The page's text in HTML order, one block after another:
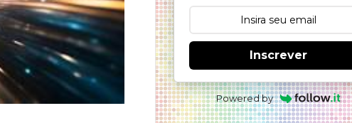
Inscrever
Powered by